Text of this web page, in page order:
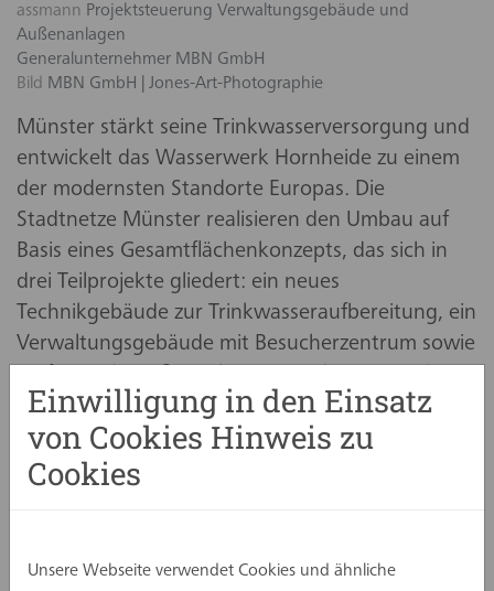
assmann Projektsteuerung Verwaltungsgebäude und
Außenanlagen
Generalunternehmer MBN GmbH
Bild
MBN GmbH | Jones-Art-Photographie
Münster stärkt seine Trinkwasserversorgung und
entwickelt das Wasserwerk Hornheide zu einem
der modernsten Standorte Europas. Die
Stadtnetze Münster realisieren den Umbau auf
Basis eines Gesamtflächenkonzepts, das sich in
drei Teilprojekte gliedert: ein neues
Technikgebäude zur Trinkwasseraufbereitung, ein
Verwaltungsgebäude mit Besucherzentrum sowie
arbeiten spezialisierte Planungsteams zusammen.
Seit 2022 entsteht auf dem Gelände ein
moderner Standort, der technische Erneuerung
bereits ein erster zentraler Baustein zur
Einwilligung in den Einsatz
von Cookies Hinweis zu
Cookies
Unsere Webseite verwendet Cookies und ähnliche